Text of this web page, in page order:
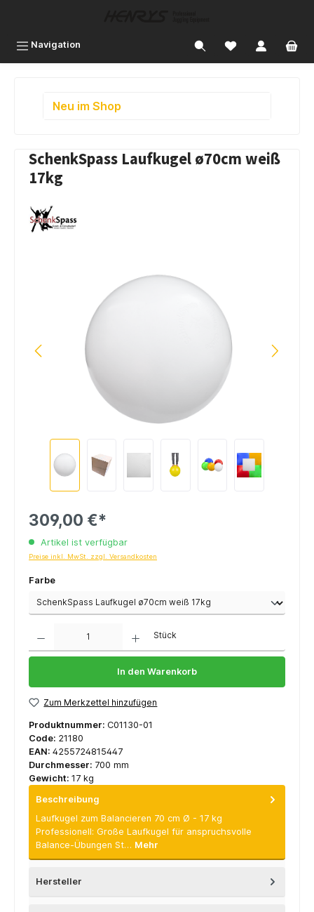
Navigation
Neu im Shop
SchenkSpass Laufkugel ø70cm weiß
17kg
309,00 €*
Artikel ist verfügbar
Preise inkl. MwSt. zzgl. Versandkosten
Farbe
Stück
In den Warenkorb
Zum Merkzettel hinzufügen
Produktnummer: C01130-01
Code: 21180
EAN: 4255724815447
Durchmesser: 700 mm
Gewicht: 17 kg
Beschreibung
Laufkugel zum Balancieren 70 cm Ø - 17 kg
Professionell: Große Laufkugel für anspruchsvolle
Balance-Übungen St… Mehr
Hersteller